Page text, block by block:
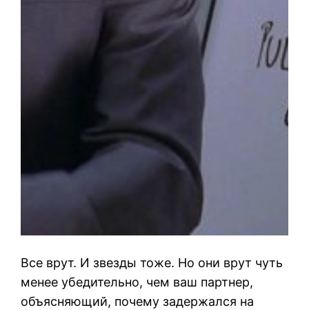
Все врут. И звезды тоже. Но они врут чуть
менее убедительно, чем ваш партнер,
объясняющий, почему задержался на